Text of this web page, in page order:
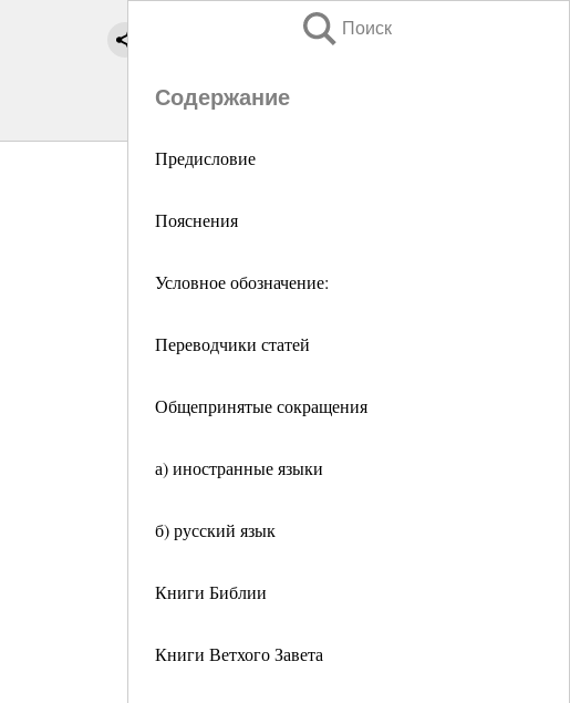
Поиск
Содержание
Предисловие
Пояснения
Условное обозначение:
Переводчики статей
Общепринятые сокращения
а) иностранные языки
б) русский язык
Книги Библии
Книги Ветхого Завета